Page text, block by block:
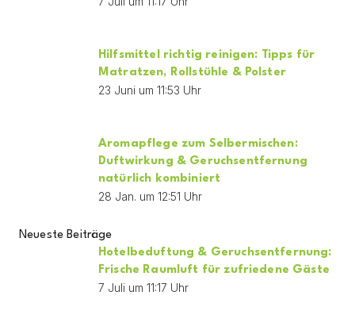
Hilfsmittel richtig reinigen: Tipps für
Matratzen, Rollstühle & Polster
23 Juni um 11:53 Uhr
Aromapflege zum Selbermischen:
Duftwirkung & Geruchsentfernung
natürlich kombiniert
28 Jan. um 12:51 Uhr
Neueste Beiträge
Hotelbeduftung & Geruchsentfernung:
Frische Raumluft für zufriedene Gäste
7 Juli um 11:17 Uhr